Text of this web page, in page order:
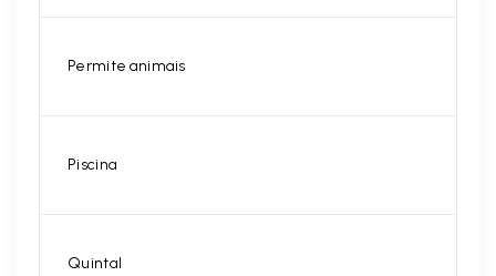
Permite animais
Piscina
Quintal